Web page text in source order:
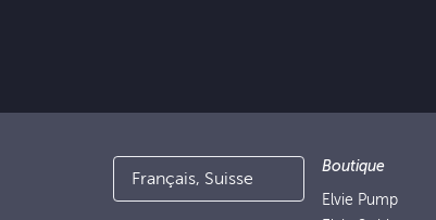
Français, Suisse
Boutique
Elvie Pump